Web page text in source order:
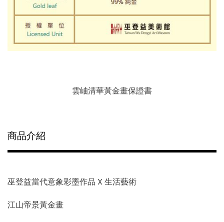
雲岫清華黃金畫保證書
商品介紹
巫登益當代意象彩墨作品 X 生活藝術
江山帝景黃金畫